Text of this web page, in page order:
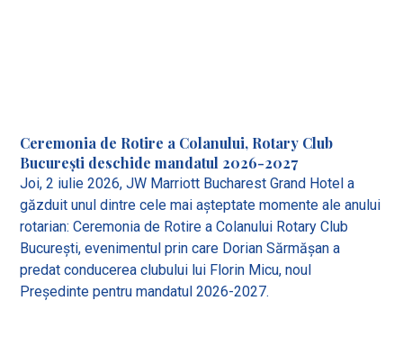
Ceremonia de Rotire a Colanului, Rotary Club
București deschide mandatul 2026-2027
Joi, 2 iulie 2026, JW Marriott Bucharest Grand Hotel a
găzduit unul dintre cele mai așteptate momente ale anului
rotarian: Ceremonia de Rotire a Colanului Rotary Club
București, evenimentul prin care Dorian Sărmășan a
predat conducerea clubului lui Florin Micu, noul
Președinte pentru mandatul 2026-2027.